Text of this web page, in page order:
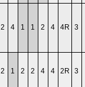
2 4 1 1 2 4 4R 3
2 1 2 2 4 4 2R 3